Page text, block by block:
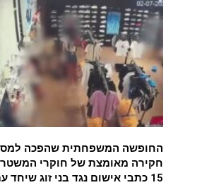
רעידת אדמה הורגשה באילת
איציק נועם מייסד מקומו ערב
החופשה המשפחתית שהפכה
חקירה מאומצת של חוקרי
15 כתבי אישום נגד בני זוג שיחד